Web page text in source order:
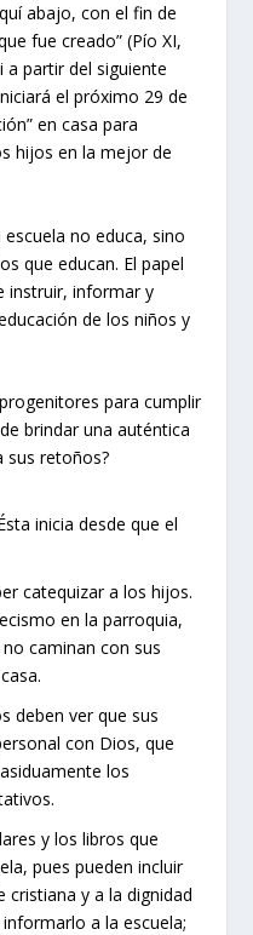
abajo, con el fin de
fue creado” (Pío XI,
a partir del siguiente
el próximo 29 de
en casa para
hijos en la mejor de
no educa, sino
que educan. El papel
instruir, informar y
de los niños y
para cumplir
brindar una auténtica
sus retoños?
inicia desde que el
catequizar a los hijos.
en la parroquia,
caminan con sus
deben ver que sus
con Dios, que
los
y los libros que
pues pueden incluir
y a la dignidad
a la escuela;